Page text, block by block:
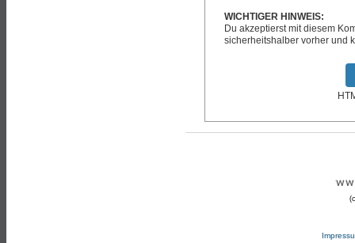
WICHTIGER HINWEIS:
Du akzeptierst mit diesem
sicherheitshalber vorher und